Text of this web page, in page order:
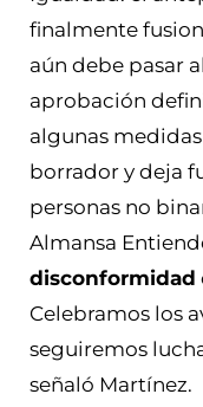
finalmente
aún debe pasar
aprobación
algunas
borrador y deja
personas no
Almansa
disconformidad
Celebramos los
seguiremos
señaló Martínez.